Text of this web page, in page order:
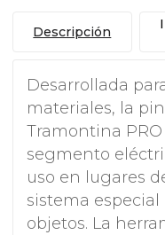
Descripción
Desarrollada
materiales, la
Tramontina
segmento
uso en lugares
sistema
objetos. La